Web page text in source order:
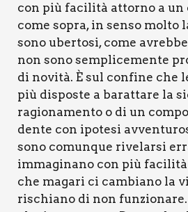
con più faci­li­tà attor­no a un
come sopra, in sen­so mol­to
sono uber­to­si, come
non sono sem­pli­ce­men­te
di novi­tà. È sul con­fi­ne che
più dispo­ste a barat­ta­re la
ragio­na­men­to o di un
den­te con ipo­te­si
so­no comun­que rive­lar­si
imma­gi­na­no con più
che maga­ri ci cam­bia­no la
rischia­no di non